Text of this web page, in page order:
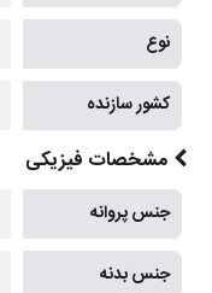
نوع
کشور سازنده
مشخصات فیزیکی
جنس پروانه
جنس بدنه